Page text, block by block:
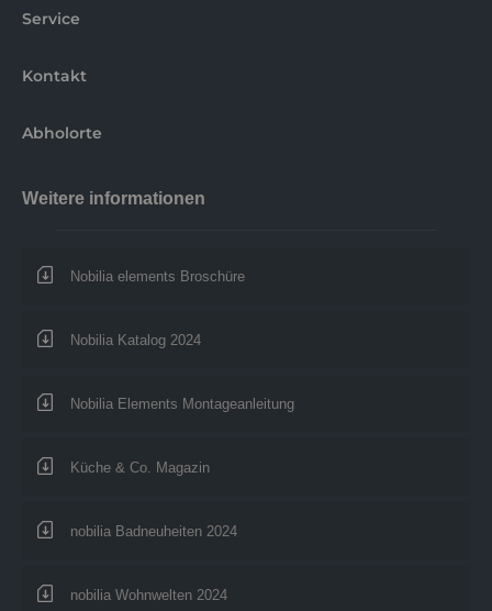
Service
Kontakt
Abholorte
Weitere informationen
Nobilia elements Broschüre
Nobilia Katalog 2024
Nobilia Elements Montageanleitung
Küche & Co. Magazin
nobilia Badneuheiten 2024
nobilia Wohnwelten 2024